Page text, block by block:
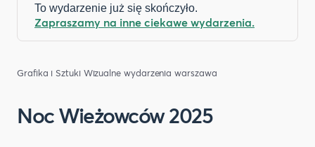
To wydarzenie już się skończyło.
Zapraszamy na inne ciekawe wydarzenia.
Grafika i Sztuki Wizualne wydarzenia warszawa
Noc Wieżowców 2025